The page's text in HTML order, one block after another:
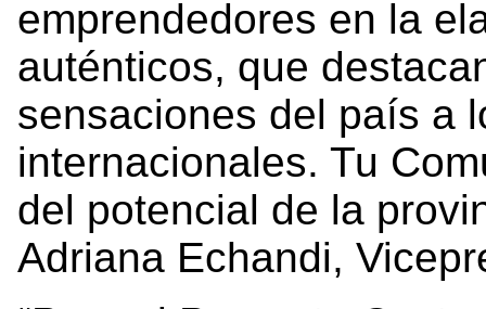
emprendedores en la
auténticos, que
sensaciones del país a
internacionales. Tu
del potencial de la
Adriana Echandi,